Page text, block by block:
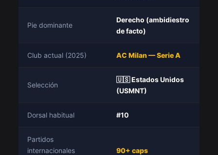
Pie dominante
Derecho (ambidiestro
de facto)
Club actual (2025) AC Milan — Serie A
Selección
🇺🇸 Estados Unidos
(USMNT)
Dorsal habitual #10
Partidos
internacionales
90+ caps